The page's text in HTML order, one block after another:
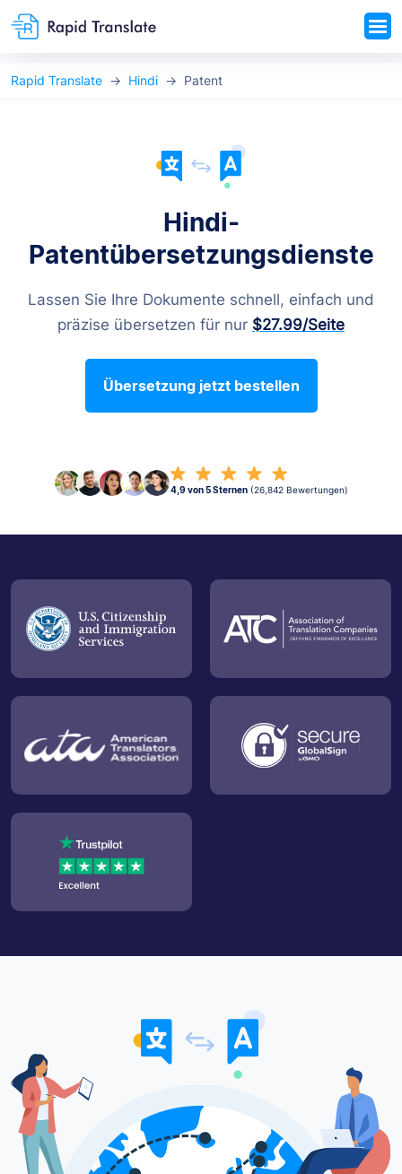
Rapid Translate Hindi Patent
Hindi-
Patentübersetzungsdienste
Lassen Sie Ihre Dokumente schnell, einfach und
präzise übersetzen für nur $27.99/Seite
Übersetzung jetzt bestellen
4,9 von 5 Sternen (26,842 Bewertungen)